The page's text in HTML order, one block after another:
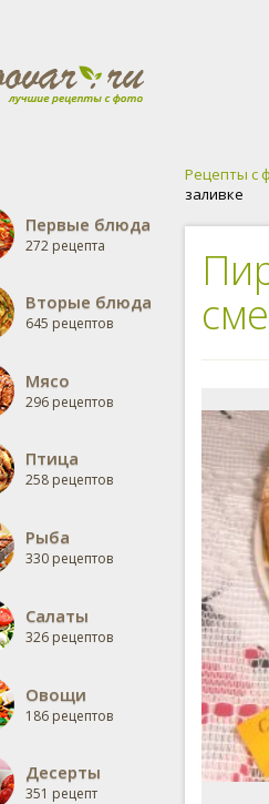
Первые блюда
272 рецепта
Вторые блюда
645 рецептов
Мясо
296 рецептов
Птица
258 рецептов
Рыба
330 рецептов
Салаты
326 рецептов
Овощи
186 рецептов
Десерты
351 рецепт
Рецепты с
заливке